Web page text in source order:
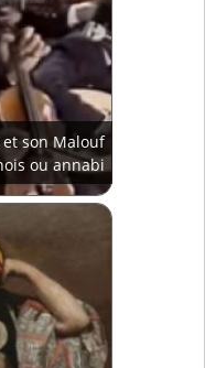
son Malouf
ou annabi